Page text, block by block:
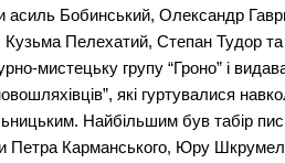
асиль Бобинський, Олександр
Пелехатий, Степан Тудор та
мистецьку групу “Гроно” і
які гуртувалися
Найбільшим був табір
Петра Карманського, Юру